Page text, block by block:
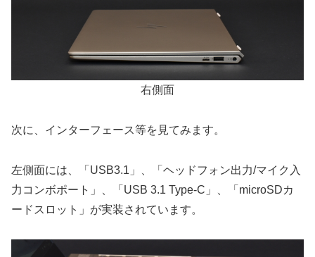
右側面
次に、インターフェース等を見てみます。
左側面には、「USB3.1」、「ヘッドフォン出力/マイク入
力コンボポート」、「USB 3.1 Type-C」、「microSDカ
ードスロット」が実装されています。